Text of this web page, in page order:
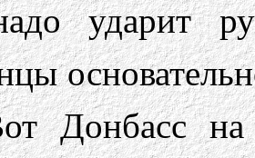
ударит
Донбасс на